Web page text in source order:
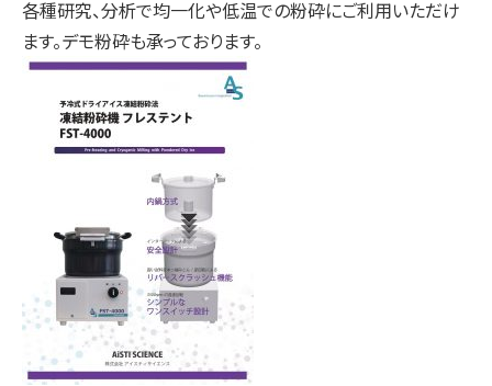
各種研究、分析で均一化や低温での粉砕にご利用いただけ
ます。デモ粉砕も承っております。